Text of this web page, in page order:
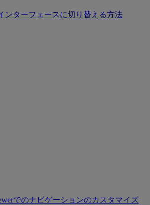
ンターフェースに切り替える方法
でのナビゲーションのカスタマイズ